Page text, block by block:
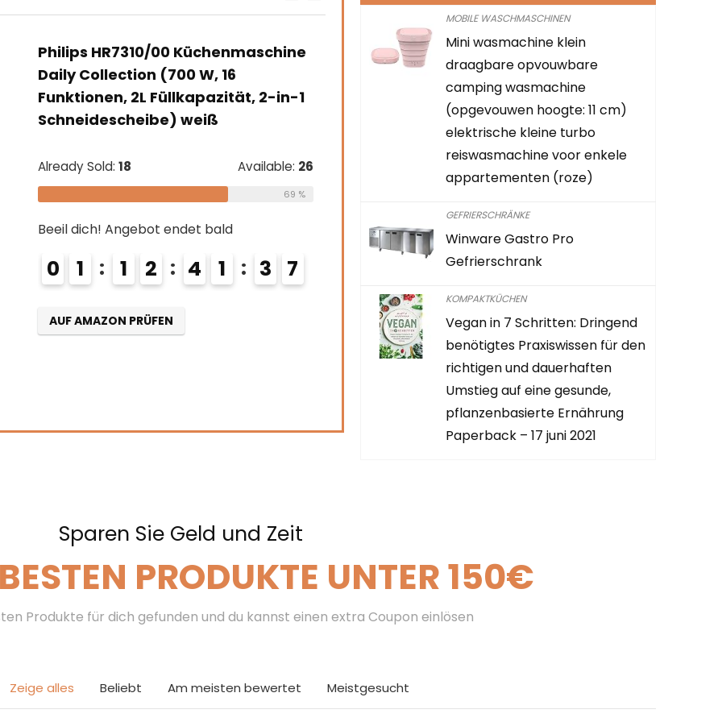
Philips HR7310/00 Küchenmaschine
Daily Collection (700 W, 16
Funktionen, 2L Füllkapazität, 2-in-1
Schneidescheibe) weiß
Already Sold:18 Available: 26
69 %
Beeil dich! Angebot endet bald
0 1 1 2 4 1 3 6
AUF AMAZON PRÜFEN
MOBILE WASCHMASCHINEN
Mini wasmachine klein
draagbare opvouwbare
camping wasmachine
(opgevouwen hoogte: 11 cm)
elektrische kleine turbo
reiswasmachine voor enkele
appartementen (roze)
GEFRIERSCHRÄNKE
Winware Gastro Pro
Gefrierschrank
KOMPAKTKÜCHEN
Vegan in 7 Schritten: Dringend
benötigtes Praxiswissen für den
richtigen und dauerhaften
Umstieg auf eine gesunde,
pflanzenbasierte Ernährung
Paperback – 17 juni 2021
Sparen Sie Geld und Zeit
PRODUKTE UNTER 150€
Produkte für dich gefunden und du kannst einen extra Coupon einlösen
Zeige alles Beliebt Am meisten bewertet Meistgesucht